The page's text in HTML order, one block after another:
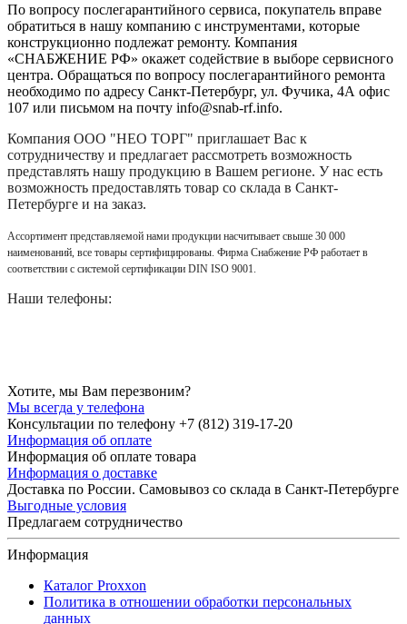
По вопросу послегарантийного сервиса, покупатель вправе
обратиться в нашу компанию с инструментами, которые
конструкционно подлежат ремонту. Компания
«СНАБЖЕНИЕ РФ» окажет содействие в выборе сервисного
центра. Обращаться по вопросу послегарантийного ремонта
необходимо по адресу Санкт-Петербург, ул. Фучика, 4А офис
107 или письмом на почту info@snab-rf.info.
Компания ООО "НЕО ТОРГ" приглашает Вас к
сотрудничеству и предлагает рассмотреть возможность
представлять нашу продукцию в Вашем регионе. У нас есть
возможность предоставлять товар со склада в Санкт-
Петербурге и на заказ.
Ассортимент представляемой нами продукции насчитывает свыше 30 000
наименований, все товары сертифицированы. Фирма Снабжение РФ работает в
соответствии с системой сертификации DIN ISO 9001.
Наши телефоны:
Хотите, мы Вам перезвоним?
Мы всегда у телефона
Консультации по телефону +7 (812) 319-17-20
Информация об оплате
Информация об оплате товара
Информация о доставке
Доставка по России. Самовывоз со склада в Санкт-Петербурге
Выгодные условия
Предлагаем сотрудничество
Информация
Каталог Proxxon
Политика в отношении обработки персональных
данных